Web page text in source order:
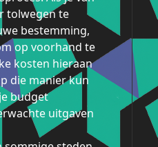
tolwegen te
bestemming,
op voorhand te
kosten hieraan
die manier kun
budget
uitgaven